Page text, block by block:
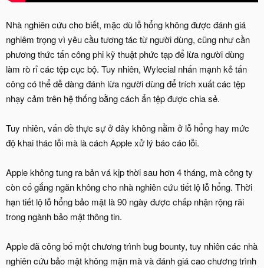
Nhà nghiên cứu cho biết, mặc dù lỗ hổng không được đánh giá
nghiêm trọng vì yêu cầu tương tác từ người dùng, cũng như cần
phương thức tấn công phi kỹ thuật phức tạp để lừa người dùng
làm rò rỉ các tệp cục bộ. Tuy nhiên, Wylecial nhấn mạnh kẻ tấn
công có thể dễ dàng đánh lừa người dùng để trích xuất các tệp
nhạy cảm trên hệ thống bằng cách ẩn tệp được chia sẻ.
Tuy nhiên, vấn đề thực sự ở đây không nằm ở lỗ hổng hay mức
độ khai thác lỗi mà là cách Apple xử lý báo cáo lỗi.
Apple không tung ra bản vá kịp thời sau hơn 4 tháng, mà công ty
còn cố gắng ngăn không cho nhà nghiên cứu tiết lộ lỗ hổng. Thời
hạn tiết lộ lỗ hổng bảo mật là 90 ngày được chấp nhận rộng rãi
trong ngành bảo mật thông tin.
Apple đã công bố một chương trình bug bounty, tuy nhiên các nhà
nghiên cứu bảo mật không mặn mà và đánh giá cao chương trình